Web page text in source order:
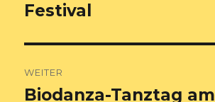
Beitrag:
Festival
WEITER
Nächster
Biodanza-Tanztag am